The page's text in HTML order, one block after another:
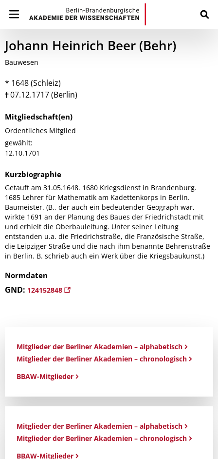
Johann Heinrich Beer (Behr)
Bauwesen
* 1648 (Schleiz)
07.12.1717 (Berlin)
Mitgliedschaft(en)
Ordentliches Mitglied
gewählt:
12.10.1701
Kurzbiographie
Getauft am 31.05.1648. 1680 Kriegsdienst in Brandenburg.
1685 Lehrer für Mathematik am Kadettenkorps in Berlin.
Baumeister. (B., der auch ein bedeutender Geograph war,
wirkte 1691 an der Planung des Baues der Friedrichstadt mit
und erhielt die Oberbauleitung. Unter seiner Leitung
entstanden u.a. die Friedrichstraße, die Französische Straße,
die Leipziger Straße und die nach ihm benannte Behrenstraße
in Berlin. B. schrieb auch ein Werk über die Kriegsbaukunst.)
Normdaten
GND: 124152848
Mitglieder der Berliner Akademien – alphabetisch
Mitglieder der Berliner Akademien – chronologisch
BBAW-Mitglieder
Mitglieder der Berliner Akademien – alphabetisch
Mitglieder der Berliner Akademien – chronologisch
BBAW-Mitglieder